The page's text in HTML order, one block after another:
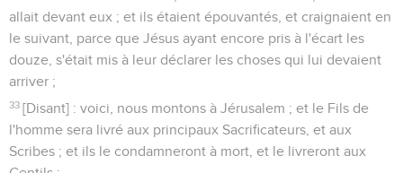
allait devant eux ; et ils étaient épouvantés, et craignaient en
le suivant, parce que Jésus ayant encore pris à l'écart les
douze, s'était mis à leur déclarer les choses qui lui devaient
arriver ;
33 [Disant] : voici, nous montons à Jérusalem ; et le Fils de
l'homme sera livré aux principaux Sacrificateurs, et aux
Scribes ; et ils le condamneront à mort, et le livreront aux